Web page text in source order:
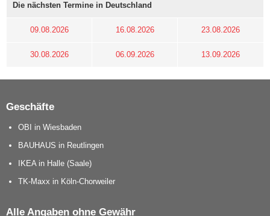
Die nächsten Termine in Deutschland
09.08.2026 16.08.2026 23.08.2026
30.08.2026 06.09.2026 13.09.2026
Geschäfte
OBI in Wiesbaden
BAUHAUS in Reutlingen
IKEA in Halle (Saale)
TK-Maxx in Köln-Chorweiler
Alle Angaben ohne Gewähr